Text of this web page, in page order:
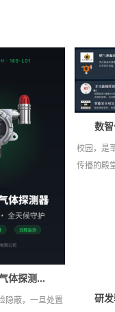
体探测...
隐蔽，一旦处置
数
校园，是
传播的殿
研